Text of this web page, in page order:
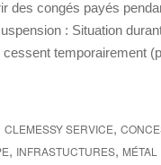
des congés payés
: Situation
cessent temporairement
CLEMESSY SERVICE,
, INFRASTUCTURES, MÉTAL